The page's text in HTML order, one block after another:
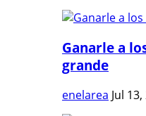
Ganarle a
grande
enelarea Jul